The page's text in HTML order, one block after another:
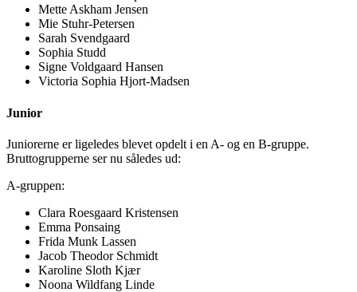
Mette Askham Jensen
Mie Stuhr-Petersen
Sarah Svendgaard
Sophia Studd
Signe Voldgaard Hansen
Victoria Sophia Hjort-Madsen
Junior
Juniorerne er ligeledes blevet opdelt i en A- og en B-gruppe.
Bruttogrupperne ser nu således ud:
A-gruppen:
Clara Roesgaard Kristensen
Emma Ponsaing
Frida Munk Lassen
Jacob Theodor Schmidt
Karoline Sloth Kjær
Noona Wildfang Linde